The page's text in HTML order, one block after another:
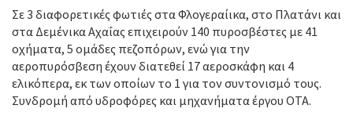
Σε 3 διαφορετικές φωτιές στα Φλογεραίικα, στο Πλατάνι και
στα Δεμένικα Αχαΐας επιχειρούν 140 πυροσβέστες με 41
οχήματα, 5 ομάδες πεζοπόρων, ενώ για την
αεροπυρόσβεση έχουν διατεθεί 17 αεροσκάφη και 4
ελικόπερα, εκ των οποίων το 1 για τον συντονισμό τους.
Συνδρομή από υδροφόρες και μηχανήματα έργου ΟΤΑ.